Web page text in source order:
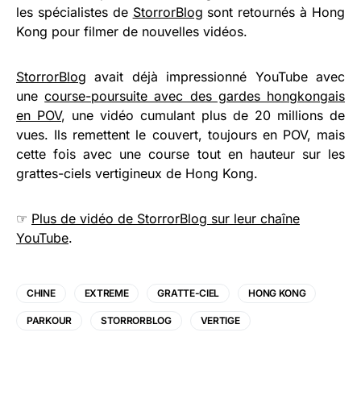
les spécialistes de StorrorBlog sont retournés à Hong
Kong pour filmer de nouvelles vidéos.
StorrorBlog avait déjà impressionné YouTube avec
unecourse-poursuite avec des gardes hongkongais
en POV, une vidéo cumulant plus de 20 millions de
vues. Ils remettent le couvert, toujours en POV, mais
cette fois avec une course tout en hauteur sur les
grattes-ciels vertigineux de Hong Kong.
☞ Plus de vidéo de StorrorBlog sur leur chaîne
YouTube.
CHINE EXTREME GRATTE-CIEL HONG KONG
PARKOUR STORRORBLOG VERTIGE